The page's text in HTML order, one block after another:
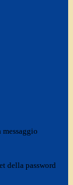
della password